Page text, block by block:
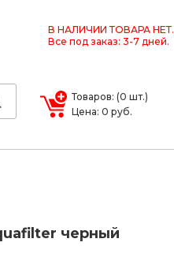
В НАЛИЧИИ ТОВАРА НЕТ.
Все под заказ: 3-7 дней.
Товаров: (0 шт.)
Цена: 0 руб.
черный